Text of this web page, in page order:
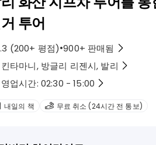
투어
(200+ 평점)•900+ 판매됨
킨타마니, 방글리 리젠시, 발리
영업시간: 02:30 - 15:00
내일의 책 무료 취소 (24시간 전 통보)